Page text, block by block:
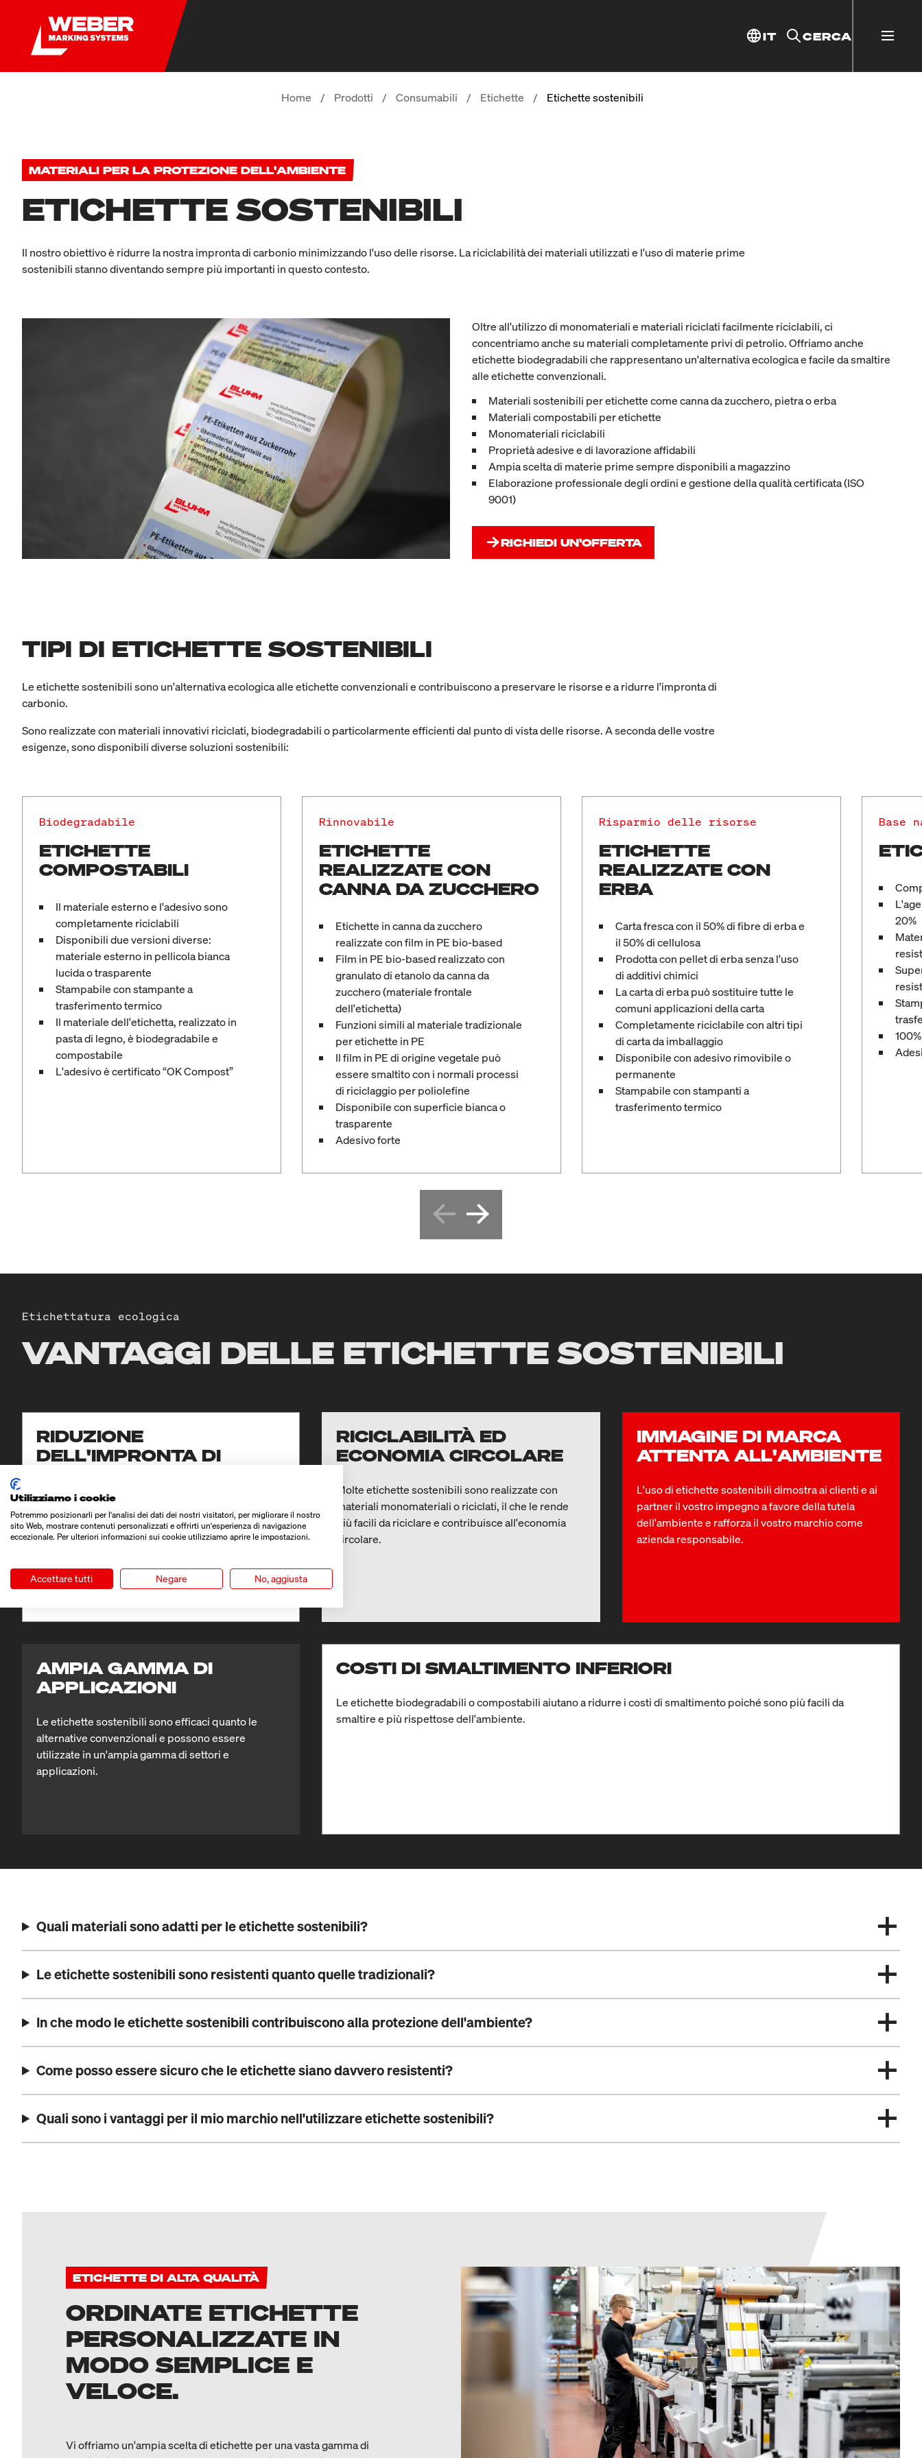
IT CERCA
Home / Prodotti / Consumabili / Etichette / Etichette sostenibili
MATERIALI PER LA PROTEZIONE DELL'AMBIENTE
ETICHETTE SOSTENIBILI
Il nostro obiettivo è ridurre la nostra impronta di carbonio minimizzando l'uso delle risorse. La riciclabilità dei materiali utilizzati e l'uso di materie prime
sostenibili stanno diventando sempre più importanti in questo contesto.
Oltre all'utilizzo di monomateriali e materiali riciclati facilmente riciclabili, ci
concentriamo anche su materiali completamente privi di petrolio. Offriamo anche
etichette biodegradabili che rappresentano un'alternativa ecologica e facile da smaltire
alle etichette convenzionali.
Materiali sostenibili per etichette come canna da zucchero, pietra o erba
Materiali compostabili per etichette
Monomateriali riciclabili
Proprietà adesive e di lavorazione affidabili
Ampia scelta di materie prime sempre disponibili a magazzino
Elaborazione professionale degli ordini e gestione della qualità certificata (ISO
9001)
RICHIEDI UN'OFFERTA
TIPI DI ETICHETTE SOSTENIBILI
Le etichette sostenibili sono un'alternativa ecologica alle etichette convenzionali e contribuiscono a preservare le risorse e a ridurre l'impronta di
carbonio.
Sono realizzate con materiali innovativi riciclati, biodegradabili o particolarmente efficienti dal punto di vista delle risorse. A seconda delle vostre
esigenze, sono disponibili diverse soluzioni sostenibili:
Biodegradabile
ETICHETTE
COMPOSTABILI
Il materiale esterno e l'adesivo sono
completamente riciclabili
Disponibili due versioni diverse:
materiale esterno in pellicola bianca
lucida o trasparente
Stampabile con stampante a
trasferimento termico
Il materiale dell'etichetta, realizzato in
pasta di legno, è biodegradabile e
compostabile
L'adesivo è certificato “OK Compost”
Rinnovabile
ETICHETTE
REALIZZATE CON
CANNA DA ZUCCHERO
Etichette in canna da zucchero
realizzate con film in PE bio-based
Film in PE bio-based realizzato con
granulato di etanolo da canna da
zucchero (materiale frontale
dell'etichetta)
Funzioni simili al materiale tradizionale
per etichette in PE
Il film in PE di origine vegetale può
essere smaltito con i normali processi
di riciclaggio per poliolefine
Disponibile con superficie bianca o
trasparente
Adesivo forte
Risparmio delle risorse
ETICHETTE
REALIZZATE CON
ERBA
Carta fresca con il 50% di fibre di erba e
il 50% di cellulosa
Prodotta con pellet di erba senza l'uso
di additivi chimici
La carta di erba può sostituire tutte le
comuni applicazioni della carta
Completamente riciclabile con altri tipi
di carta da imballaggio
Disponibile con adesivo rimovibile o
permanente
Stampabile con stampanti a
trasferimento termico
Base
20%
Etichettatura ecologica
VANTAGGI DELLE ETICHETTE SOSTENIBILI
RIDUZIONE
DELL'IMPRONTA DI
Le etichette sostenibili sono realizzate con
materiali ecologici che richiedono meno energia e
risorse per la loro produzione, riducendo così le
RICICLABILITÀ ED
ECONOMIA CIRCOLARE
Molte etichette sostenibili sono realizzate con
materiali monomateriali o riciclati, il che le rende
più facili da riciclare e contribuisce all'economia
circolare.
IMMAGINE DI MARCA
ATTENTA ALL'AMBIENTE
L'uso di etichette sostenibili dimostra ai clienti e ai
partner il vostro impegno a favore della tutela
dell'ambiente e rafforza il vostro marchio come
azienda responsabile.
AMPIA GAMMA DI
APPLICAZIONI
Le etichette sostenibili sono efficaci quanto le
alternative convenzionali e possono essere
utilizzate in un'ampia gamma di settori e
applicazioni.
COSTI DI SMALTIMENTO INFERIORI
Le etichette biodegradabili o compostabili aiutano a ridurre i costi di smaltimento poiché sono più facili da
smaltire e più rispettose dell'ambiente.
Quali materiali sono adatti per le etichette sostenibili?
Le etichette sostenibili sono resistenti quanto quelle tradizionali?
In che modo le etichette sostenibili contribuiscono alla protezione dell'ambiente?
Come posso essere sicuro che le etichette siano davvero resistenti?
Quali sono i vantaggi per il mio marchio nell'utilizzare etichette sostenibili?
ETICHETTE DI ALTA QUALITÀ
ORDINATE ETICHETTE
PERSONALIZZATE IN
MODO SEMPLICE E
VELOCE.
Vi offriamo un'ampia scelta di etichette per una vasta gamma di
Utilizziamo i cookie
Potremmo posizionarli per l'analisi dei dati dei nostri visitatori, per migliorare il nostro
sito Web, mostrare contenuti personalizzati e offrirti un'esperienza di navigazione
eccezionale. Per ulteriori informazioni sui cookie utilizziamo aprire le impostazioni.
Accettare tutti Negare No, aggiusta